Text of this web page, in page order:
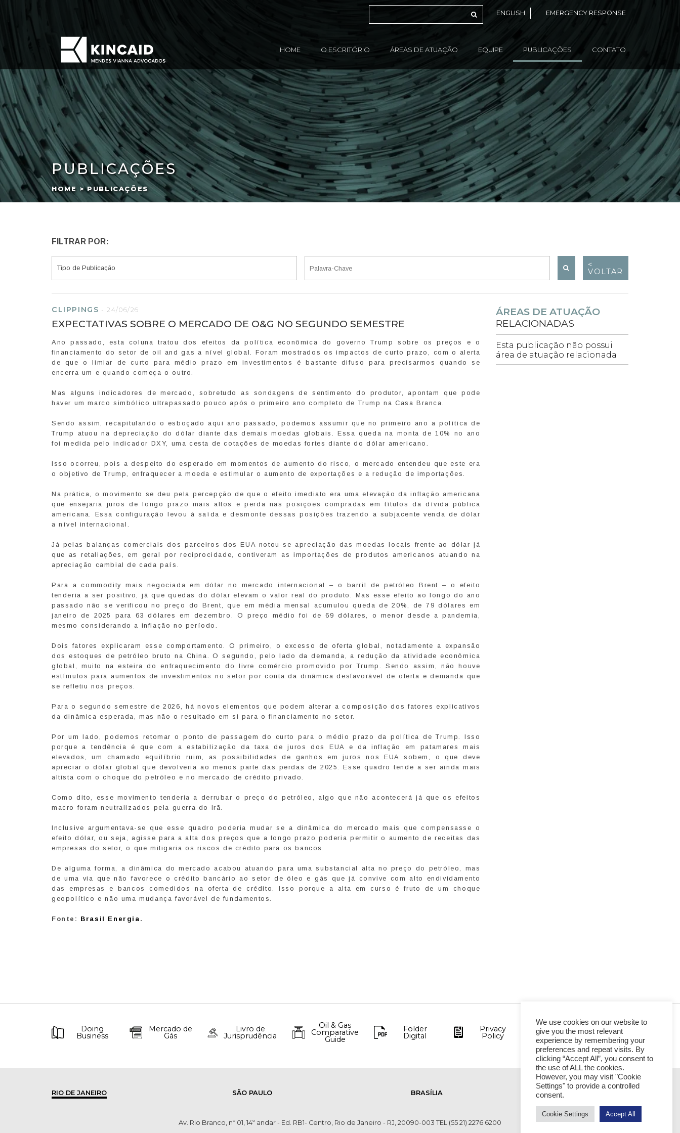
ENGLISH EMERGENCY RESPONSE
HOME O ESCRITÓRIO ÁREAS DE ATUAÇÃO EQUIPE PUBLICAÇÕES CONTATO
PUBLICAÇÕES
HOME > PUBLICAÇÕES
FILTRAR POR:
<
VOLTAR
CLIPPINGS -24/06/26
EXPECTATIVAS SOBRE O MERCADO DE O&G NO SEGUNDO SEMESTRE
Ano passado, esta coluna tratou dos efeitos da política econômica do governo Trump sobre os preços e o
financiamento do setor de oil and gas a nível global. Foram mostrados os impactos de curto prazo, com o alerta
de que o limiar de curto para médio prazo em investimentos é bastante difuso para precisarmos quando se
encerra um e quando começa o outro.
Mas alguns indicadores de mercado, sobretudo as sondagens de sentimento do produtor, apontam que pode
haver um marco simbólico ultrapassado pouco após o primeiro ano completo de Trump na Casa Branca.
Sendo assim, recapitulando o esboçado aqui ano passado, podemos assumir que no primeiro ano a política de
Trump atuou na depreciação do dólar diante das demais moedas globais. Essa queda na monta de 10% no ano
foi medida pelo indicador DXY, uma cesta de cotações de moedas fortes diante do dólar americano.
Isso ocorreu, pois a despeito do esperado em momentos de aumento do risco, o mercado entendeu que este era
o objetivo de Trump, enfraquecer a moeda e estimular o aumento de exportações e a redução de importações.
Na prática, o movimento se deu pela percepção de que o efeito imediato era uma elevação da inflação americana
que ensejaria juros de longo prazo mais altos e perda nas posições compradas em títulos da dívida pública
americana. Essa configuração levou à saída e desmonte dessas posições trazendo a subjacente venda de dólar
a nível internacional.
Já pelas balanças comerciais dos parceiros dos EUA notou-se apreciação das moedas locais frente ao dólar já
que as retaliações, em geral por reciprocidade, contiveram as importações de produtos americanos atuando na
apreciação cambial de cada país.
Para a commodity mais negociada em dólar no mercado internacional – o barril de petróleo Brent – o efeito
tenderia a ser positivo, já que quedas do dólar elevam o valor real do produto. Mas esse efeito ao longo do ano
passado não se verificou no preço do Brent, que em média mensal acumulou queda de 20%, de 79 dólares em
janeiro de 2025 para 63 dólares em dezembro. O preço médio foi de 69 dólares, o menor desde a pandemia,
mesmo considerando a inflação no período.
Dois fatores explicaram esse comportamento. O primeiro, o excesso de oferta global, notadamente a expansão
dos estoques de petróleo bruto na China. O segundo, pelo lado da demanda, a redução da atividade econômica
global, muito na esteira do enfraquecimento do livre comércio promovido por Trump. Sendo assim, não houve
estímulos para aumentos de investimentos no setor por conta da dinâmica desfavorável de oferta e demanda que
se refletiu nos preços.
Para o segundo semestre de 2026, há novos elementos que podem alterar a composição dos fatores explicativos
da dinâmica esperada, mas não o resultado em si para o financiamento no setor.
Por um lado, podemos retomar o ponto de passagem do curto para o médio prazo da política de Trump. Isso
porque a tendência é que com a estabilização da taxa de juros dos EUA e da inflação em patamares mais
elevados, um chamado equilíbrio ruim, as possibilidades de ganhos em juros nos EUA sobem, o que deve
apreciar o dólar global que devolveria ao menos parte das perdas de 2025. Esse quadro tende a ser ainda mais
altista com o choque do petróleo e no mercado de crédito privado.
Como dito, esse movimento tenderia a derrubar o preço do petróleo, algo que não acontecerá já que os efeitos
macro foram neutralizados pela guerra do Irã.
Inclusive argumentava-se que esse quadro poderia mudar se a dinâmica do mercado mais que compensasse o
efeito dólar, ou seja, agisse para a alta dos preços que a longo prazo poderia permitir o aumento de receitas das
empresas do setor, o que mitigaria os riscos de crédito para os bancos.
De alguma forma, a dinâmica do mercado acabou atuando para uma substancial alta no preço do petróleo, mas
de uma via que não favorece o crédito bancário ao setor de óleo e gás que já convive com alto endividamento
das empresas e bancos comedidos na oferta de crédito. Isso porque a alta em curso é fruto de um choque
geopolítico e não uma mudança favorável de fundamentos.
Fonte: Brasil Energia .
ÁREAS DE ATUAÇÃO
RELACIONADAS
Esta publicação não possui
área de atuação relacionada
Doing
Business
Mercado de
Gás
Livro de
Jurisprudência
Oil & Gas
Comparative
Guide
Folder
Digital
Privacy
Policy
RIO DE JANEIRO SÃO PAULO BRASÍLIA
Av. Rio Branco, nº 01, 14º andar - Ed. RB1- Centro, Rio de Janeiro - RJ, 20090-003 TEL (55 21) 2276 6200
We use cookies on our website to
give you the most relevant
experience by remembering your
preferences and repeat visits. By
clicking “Accept All”, you consent to
the use of ALL the cookies.
However, you may visit "Cookie
Settings" to provide a controlled
consent.
Cookie Settings Accept All